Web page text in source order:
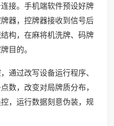
接。手机端软件预设好牌
器，控牌器接收到信号后
构，在麻将机洗牌、码牌
目的。
通过改写设备运行程序、
数，改变对局牌质分布，
，运行数据刻意伪装，规